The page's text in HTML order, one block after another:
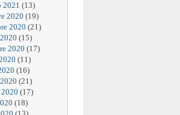
2021 (13)
2020 (19)
2020 (21)
(15)
2020 (17)
(11)
(16)
(21)
(17)
(18)